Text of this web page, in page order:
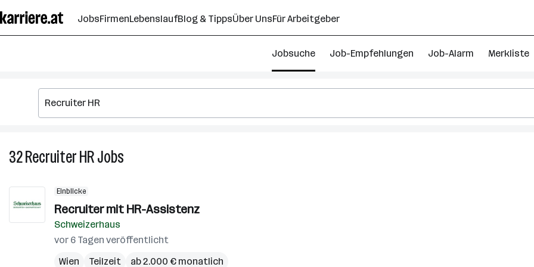
Seiteninhalt
springen
JobsFirmenLebenslaufBlog & TippsÜber UnsFür Arbeitgeber
Jobsuche Job-Empfehlungen Job-Alarm Merkliste
32Recruiter HRJobs
Einblicke
Recruiter mit HR-Assistenz
Schweizerhaus
vor 6 Tagen veröffentlicht
Wien
Teilzeit ab 2.000 € monatlich